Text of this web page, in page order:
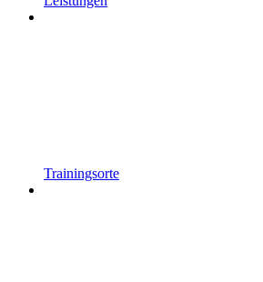
Trainingsorte